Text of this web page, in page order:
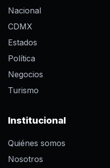
Nacional
CDMX
Estados
Política
Negocios
Turismo
Institucional
Quiénes somos
Nosotros